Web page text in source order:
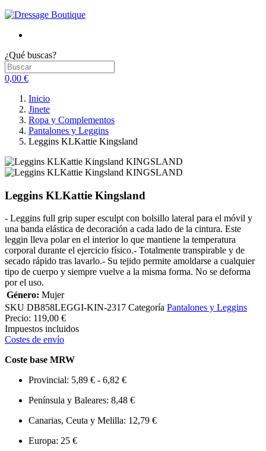
¿Qué buscas?
0,00 €
Inicio
Jinete
Ropa y Complementos
Pantalones y Leggins
Leggins KLKattie Kingsland
Leggins KLKattie Kingsland
- Leggins full grip super esculpt con bolsillo lateral para el móvil y
una banda elástica de decoración a cada lado de la cintura. Este
leggin lleva polar en el interior lo que mantiene la temperatura
corporal durante el ejercicio físico.- Totalmente transpirable y de
secado rápido tras lavarlo.- Su tejido permite amoldarse a cualquier
tipo de cuerpo y siempre vuelve a la misma forma. No se deforma
por el uso.
Género: Mujer
SKU DB858LEGGI-KIN-2317 Categoría Pantalones y Leggins
Precio: 119,00 €
Impuestos incluidos
Costes de envío
Coste base MRW
Provincial: 5,89 € - 6,82 €
Península y Baleares: 8,48 €
Canarias, Ceuta y Melilla: 12,79 €
Europa: 25 €